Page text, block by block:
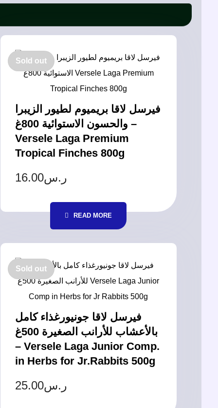
فيرسل لاقا بريميوم لطيور الزيبرا
والحسون الاستوائية 800غ –
Versele Laga Premium
Tropical Finches 800g
ر.س16.00
Sold out
READ MORE
فيرسل لاقا جونيورغذاء كامل
بالأعشاب للأرانب الصغيرة 500غ
– Versele Laga Junior Comp.
in Herbs for Jr.Rabbits 500g
ر.س25.00
Sold out